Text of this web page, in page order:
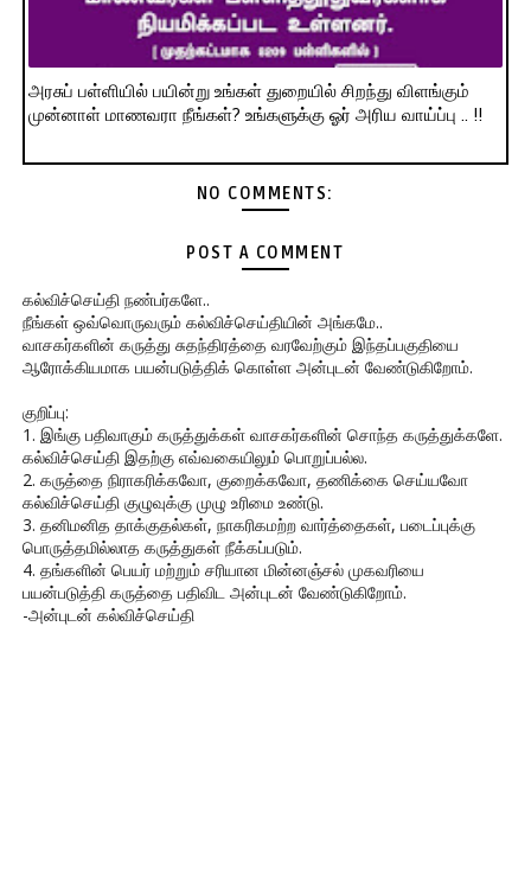
அரசுப் பள்ளியில் பயின்று உங்கள் துறையில் சிறந்து விளங்கும்
முன்னாள் மாணவரா நீங்கள்? உங்களுக்கு ஓர் அரிய வாய்ப்பு .. !!
NO COMMENTS:
POST A COMMENT
கல்விச்செய்தி நண்பர்களே..
நீங்கள் ஒவ்வொருவரும் கல்விச்செய்தியின் அங்கமே..
வாசகர்களின் கருத்து சுதந்திரத்தை வரவேற்கும் இந்தப்பகுதியை
ஆரோக்கியமாக பயன்படுத்திக் கொள்ள அன்புடன் வேண்டுகிறோம்.
குறிப்பு:
1. இங்கு பதிவாகும் கருத்துக்கள் வாசகர்களின் சொந்த கருத்துக்களே.
கல்விச்செய்தி இதற்கு எவ்வகையிலும் பொறுப்பல்ல.
2. கருத்தை நிராகரிக்கவோ, குறைக்கவோ, தணிக்கை செய்யவோ
கல்விச்செய்தி குழுவுக்கு முழு உரிமை உண்டு.
3. தனிமனித தாக்குதல்கள், நாகரிகமற்ற வார்த்தைகள், படைப்புக்கு
பொருத்தமில்லாத கருத்துகள் நீக்கப்படும்.
4. தங்களின் பெயர் மற்றும் சரியான மின்னஞ்சல் முகவரியை
பயன்படுத்தி கருத்தை பதிவிட அன்புடன் வேண்டுகிறோம்.
-அன்புடன் கல்விச்செய்தி